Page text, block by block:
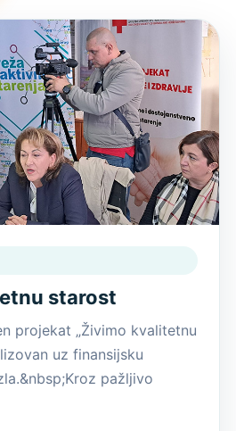
starost
projekat „Živimo kvalitetnu
uz finansijsku
pažljivo